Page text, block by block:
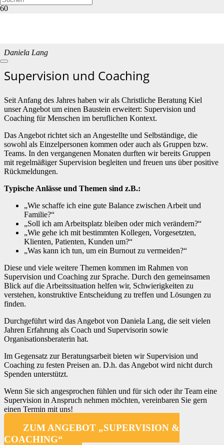
Daniela Lang
Supervision und Coaching
Seit Anfang des Jahres haben wir als Christliche Beratung Kiel
unser Angebot um einen Baustein erweitert: Supervision und
Coaching für Menschen im beruflichen Kontext.
Das Angebot richtet sich an Angestellte und Selbständige, die
sowohl als Einzelpersonen kommen oder auch als Gruppen bzw.
Teams. In den vergangenen Monaten durften wir bereits Gruppen
mit regelmäßiger Supervision begleiten und freuen uns über positive
Rückmeldungen.
Typische Anlässe und Themen sind z.B.:
„Wie schaffe ich eine gute Balance zwischen Arbeit und
Familie?“
„Soll ich am Arbeitsplatz bleiben oder mich verändern?“
„Wie gehe ich mit bestimmten Kollegen, Vorgesetzten,
Klienten, Patienten, Kunden um?“
„Was kann ich tun, um ein Burnout zu vermeiden?“
Diese und viele weitere Themen kommen im Rahmen von
Supervision und Coaching zur Sprache. Durch den gemeinsamen
Blick auf die Arbeitssituation helfen wir, Schwierigkeiten zu
verstehen, konstruktive Entscheidung zu treffen und Lösungen zu
finden.
Durchgeführt wird das Angebot von Daniela Lang, die seit vielen
Jahren Erfahrung als Coach und Supervisorin sowie
Organisationsberaterin hat.
Im Gegensatz zur Beratungsarbeit bieten wir Supervision und
Coaching zu festen Preisen an. D.h. das Angebot wird nicht durch
Spenden unterstützt.
Wenn Sie sich angesprochen fühlen und für sich oder ihr Team eine
Supervision in Anspruch nehmen möchten, vereinbaren Sie gern
einen Termin mit uns!
ZUM ANGEBOT „SUPERVISION &
COACHING“